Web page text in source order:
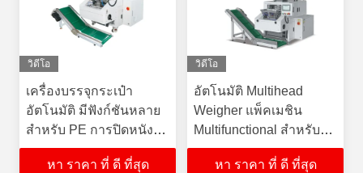
วิดีโอ
เครื่องบรรจุกระเป๋า
อัตโนมัติ มีฟังก์ชันหลาย
สําหรับ PE การปิดหนัง
พลาสติก
หา ราคา ที่ ดี ที่สุด
วิดีโอ
อัตโนมัติ Multihead
Weigher แพ็คเมชิน
Multifunctional สําหรับ
เมล็ดเมล็ด
หา ราคา ที่ ดี ที่สุด